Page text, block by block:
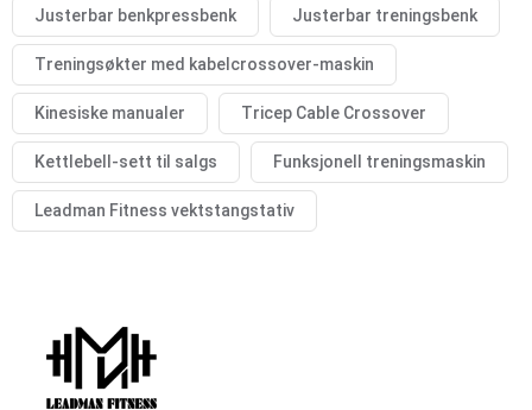
Justerbar benkpressbenk Justerbar treningsbenk
Treningsøkter med kabelcrossover-maskin
Kinesiske manualer Tricep Cable Crossover
Kettlebell-sett til salgs Funksjonell treningsmaskin
Leadman Fitness vektstangstativ